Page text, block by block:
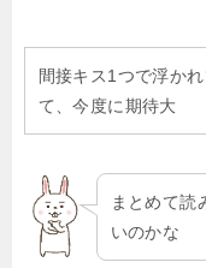
間接キス1つで浮か
て、今度に期待大
まとめて読
いのかな